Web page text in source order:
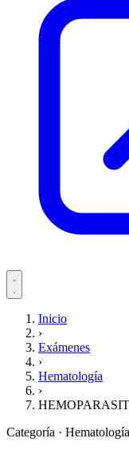
Servicios
Inicio
›
Exámenes
›
Hematología
›
Categoría · Hematología